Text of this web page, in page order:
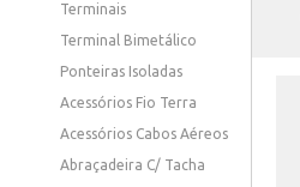
Terminais
Terminal Bimetálico
Ponteiras Isoladas
Acessórios Fio Terra
Acessórios Cabos Aéreos
Abraçadeira C/ Tacha